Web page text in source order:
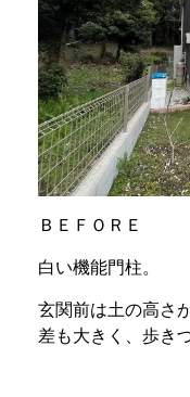
ＢＥＦＯＲＥ
白い機能門柱。
玄関前は土の高さ
差も大きく、歩き